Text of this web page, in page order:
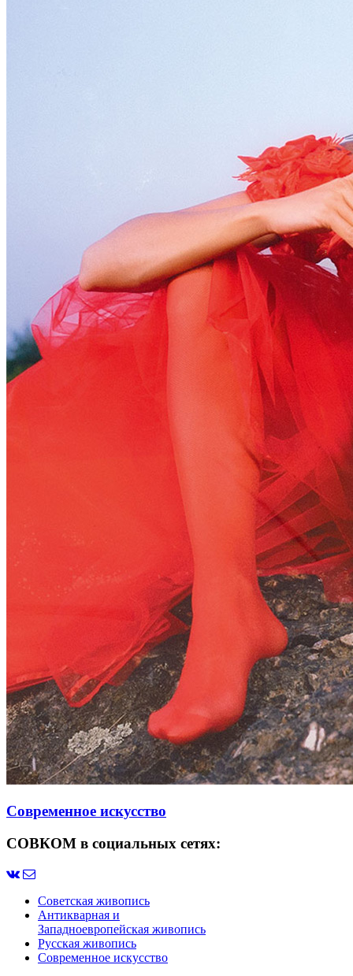
Современное искусство
СОВКОМ в социальных сетях:
Советская живопись
Антикварная и
Западноевропейская живопись
Русская живопись
Современное искусство